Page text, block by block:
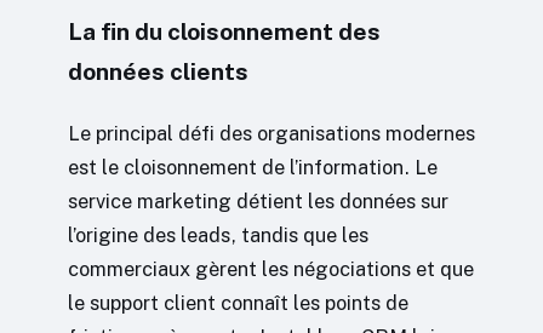
La fin du cloisonnement des
données clients
Le principal défi des organisations modernes
est le cloisonnement de l’information. Le
service marketing détient les données sur
l’origine des leads, tandis que les
commerciaux gèrent les négociations et que
le support client connaît les points de